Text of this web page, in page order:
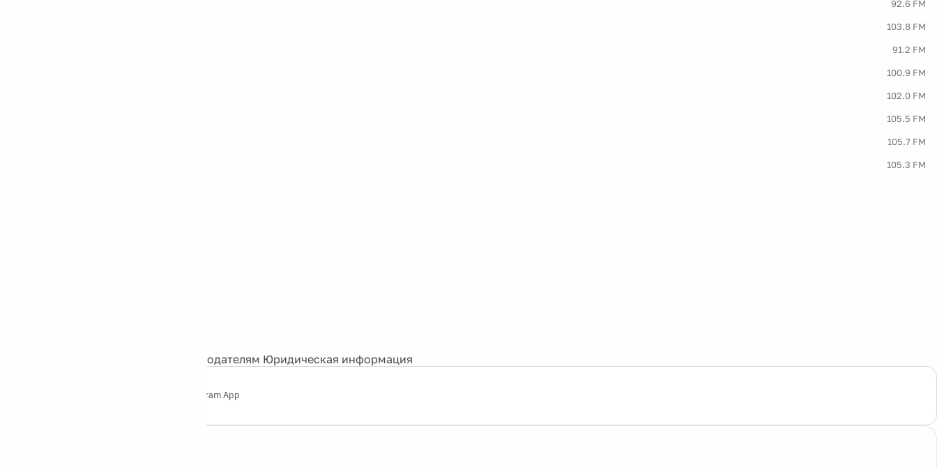
92.6 FM
103.8 FM
91.2 FM
100.9 FM
102.0 FM
105.5 FM
105.7 FM
105.3 FM
Рекламодателям Юридическая информация
Telegram App